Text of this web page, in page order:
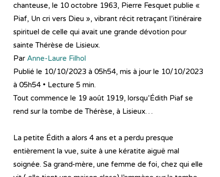
chanteuse, le 10 octobre 1963, Pierre Fesquet publie «
Piaf, Un cri vers Dieu », vibrant récit retraçant l’itinéraire
spirituel de celle qui avait une grande dévotion pour
sainte Thérèse de Lisieux.
Par Anne-Laure Filhol
Publié le 10/10/2023 à 05h54, mis à jour le 10/10/2023
à 05h54 • Lecture 5 min.
Tout commence le 19 août 1919, lorsqu’Édith Piaf se
rend sur la tombe de Thérèse, à Lisieux…
La petite Édith a alors 4 ans et a perdu presque
entièrement la vue, suite à une kératite aiguë mal
soignée. Sa grand-mère, une femme de foi, chez qui elle